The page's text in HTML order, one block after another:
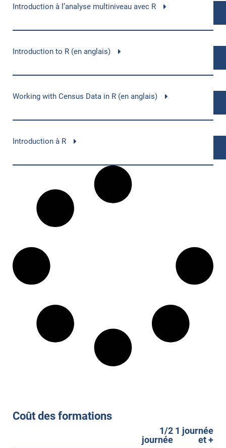
Introduction à l’analyse multiniveau avec R
Introduction to R (en anglais)
Working with Census Data in R (en anglais)
Introduction à R
Coût des formations
1/2
journée
1 journée
et +